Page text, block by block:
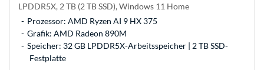
LPDDR5X, 2 TB (2 TB SSD), Windows 11 Home
Prozessor: AMD Ryzen AI 9 HX 375
Grafik: AMD Radeon 890M
Speicher: 32 GB LPDDR5X-Arbeitsspeicher | 2 TB SSD-
Festplatte